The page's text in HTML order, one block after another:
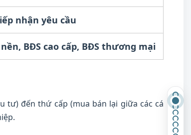
nhận yêu cầu
BĐS cao cấp, BĐS thương mại
đến thứ cấp (mua bán lại giữa các cá